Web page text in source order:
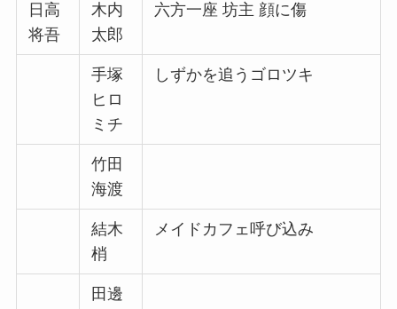
日高
将吾
木内
太郎
六方一座 坊主 顔に傷
手塚
ヒロ
ミチ
しずかを追うゴロツキ
竹田
海渡
結木
梢
メイドカフェ呼び込み
田邊